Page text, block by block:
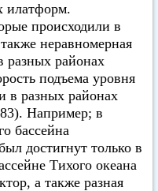
илатформ.
происходили в
неравномерная
разных районах
подъема уровня
в разных районах
Например; в
бассейна
достигнут только в
Тихого океана
а также разная